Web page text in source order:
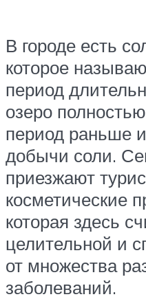
В городе есть
которое
период
озеро
период раньше
добычи соли.
приезжают
косметические
которая здесь
целительной и
от множества
заболеваний.